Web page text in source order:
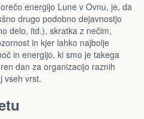
energijo Lune v Ovnu, je, da
drugo podobno dejavnostjo
delo, itd.), skratka z nečim,
in kjer lahko najbolje
in energijo, ki smo je takega
dan za organizacijo raznih
vseh vrst.